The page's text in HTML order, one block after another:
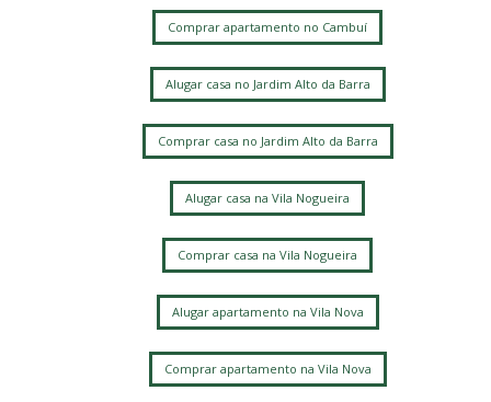
Comprar apartamento no Cambuí
Alugar casa no Jardim Alto da Barra
Comprar casa no Jardim Alto da Barra
Alugar casa na Vila Nogueira
Comprar casa na Vila Nogueira
Alugar apartamento na Vila Nova
Comprar apartamento na Vila Nova